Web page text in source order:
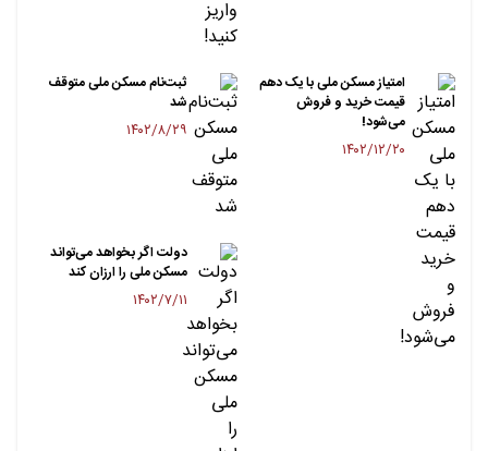
امتیاز مسکن ملی با یک دهم
قیمت خرید و فروش
می‌شود!
۱۴۰۲/۱۲/۲۰
ثبت‌نام مسکن ملی متوقف
شد
۱۴۰۲/۸/۲۹
دولت اگر بخواهد می‌تواند
مسکن ملی را ارزان کند
۱۴۰۲/۷/۱۱